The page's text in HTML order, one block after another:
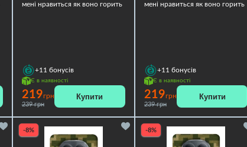
мені нравиться як воно горить
+11 бонусів
Є в наявності
219грн
239 грн
Купити
мені нравиться як воно горить
+11 бонусів
Є в наявності
219грн
239 грн
Купити
-8% -8%